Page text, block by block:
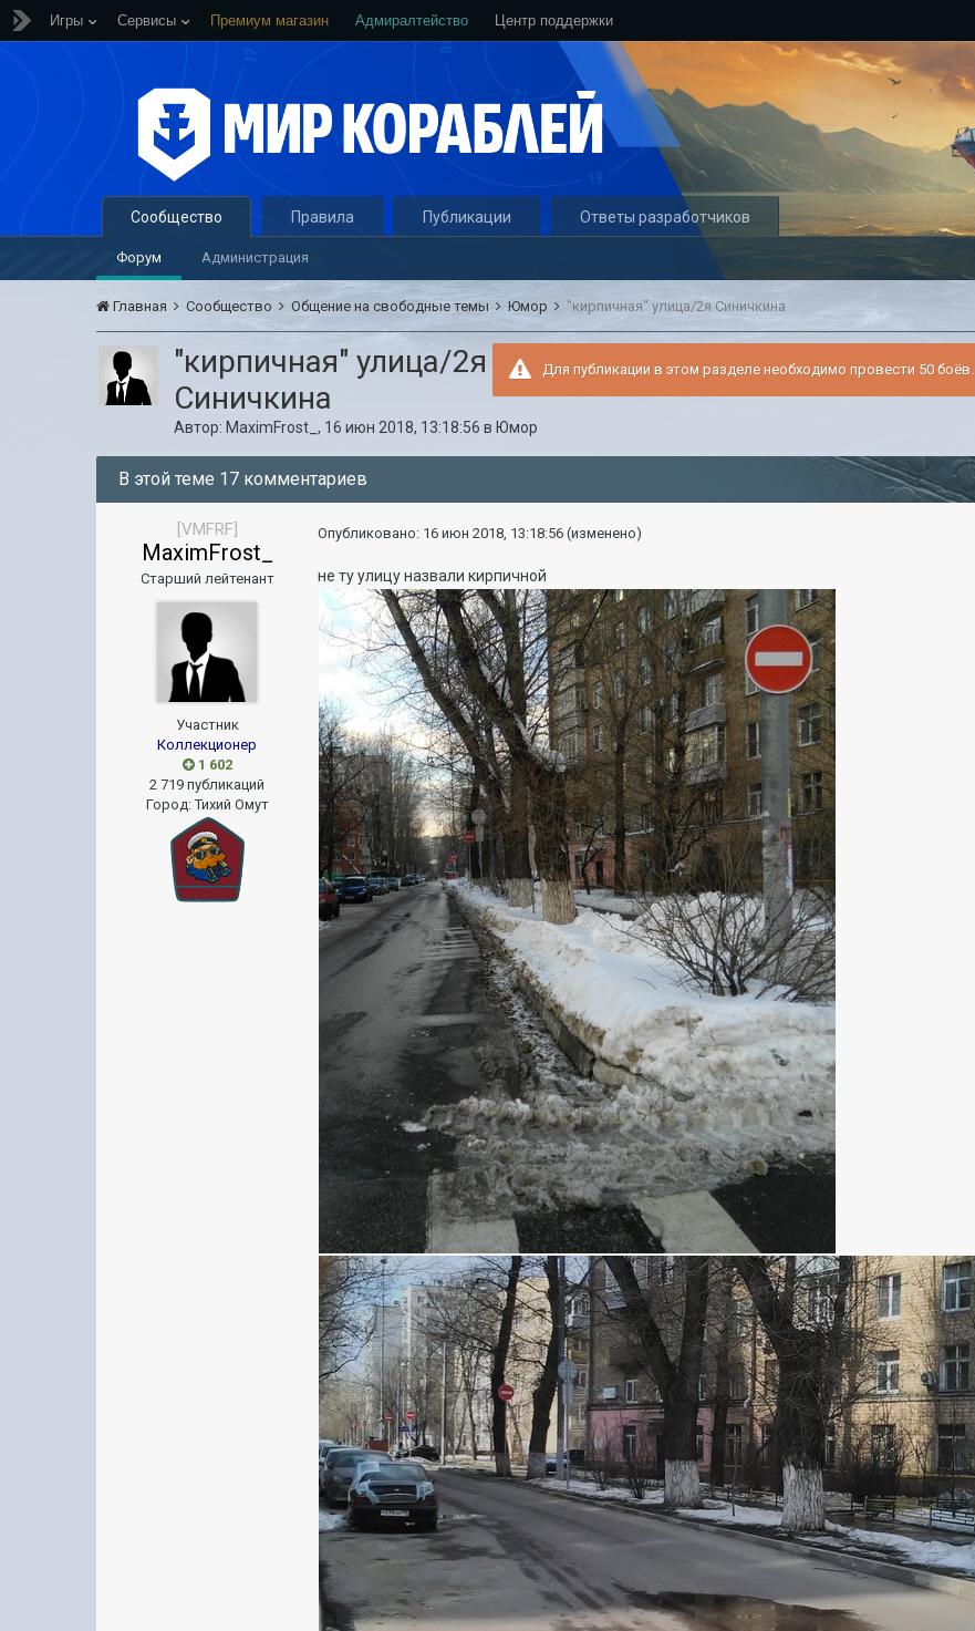
Игры Сервисы Премиум магазин Адмиралтейство Центр поддержки
Сообщество
Форум Администрация
Правила Публикации Ответы разработчиков
Главная Сообщество Общение на свободные темы Юмор "кирпичная" улица/2я Синичкина
Для публикации в этом разделе необходимо провести 50 боёв.
"кирпичная" улица/2я
Синичкина
Автор: MaximFrost_, 16 июн 2018, 13:18:56 в Юмор
В этой теме 17 комментариев
[VMFRF]
MaximFrost_
Старший лейтенант
Участник
Коллекционер
1 602
2 719 публикаций
Город:Тихий Омут
Опубликовано: 16 июн 2018, 13:18:56 (изменено)
не ту улицу назвали кирпичной